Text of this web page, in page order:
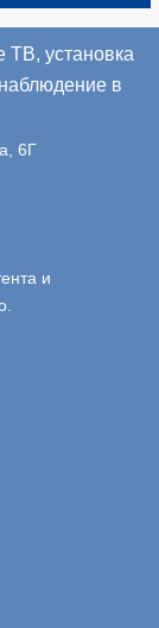
6Г
и